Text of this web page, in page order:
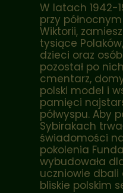
W latach 1942-
przy
Wiktorii,
tysiące
dzieci oraz
pozostał po
cmentarz,
polski model i
pamięci
półwyspu. Aby
Sybirakach
świadomości
pokolenia
wybudowała
uczniowie
bliskie polskim